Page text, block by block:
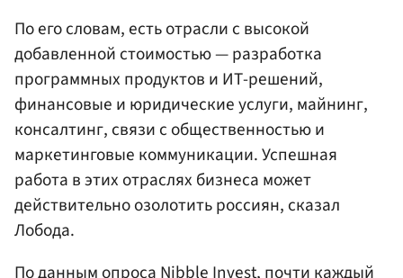
По его словам, есть отрасли с высокой
добавленной стоимостью — разработка
программных продуктов и ИТ-решений,
финансовые и юридические услуги, майнинг,
консалтинг, связи с общественностью и
маркетинговые коммуникации. Успешная
работа в этих отраслях бизнеса может
действительно озолотить россиян, сказал
Лобода.
По данным опроса Nibble Invest, почти каждый